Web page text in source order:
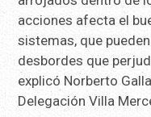
acciones afecta el
sistemas, que
desbordes que
explicó Norberto
Delegación Villa